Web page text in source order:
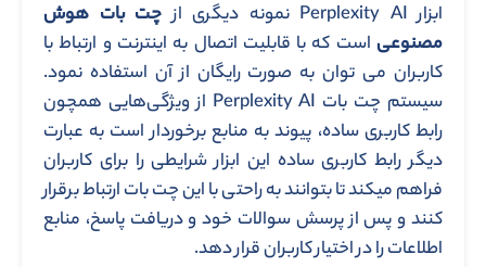
ابزار Perplexity AI نمونه دیگری از
چت بات هوش
مصنوعی است که با قابلیت اتصال به اینترنت و ارتباط با
کاربران می توان به صورت رایگان از آن استفاده نمود.
سیستم چت بات Perplexity AI از ویژگی‌هایی همچون
رابط کاربری ساده، پیوند به منابع برخوردار است به عبارت
دیگر رابط کاربری ساده این ابزار شرایطی را برای کاربران
فراهم میکند تا بتوانند به راحتی با این چت بات ارتباط برقرار
کنند و پس از پرسش سوالات خود و دریافت پاسخ، منابع
اطلاعات را در اختیار کاربران قرار دهد.